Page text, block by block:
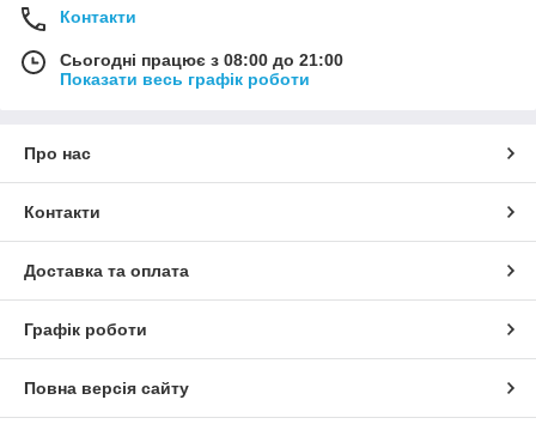
Контакти
Сьогодні працює з 08:00 до 21:00
Показати весь графік роботи
Про нас
Контакти
Доставка та оплата
Графік роботи
Повна версія сайту